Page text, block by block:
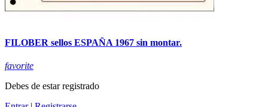
FILOBER sellos ESPAÑA 1967 sin montar.
favorite
Debes de estar registrado